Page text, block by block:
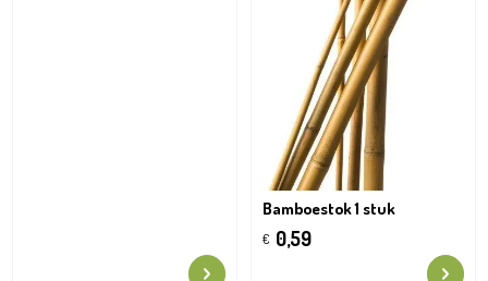
Bamboestok 1 stuk
€ 0,59